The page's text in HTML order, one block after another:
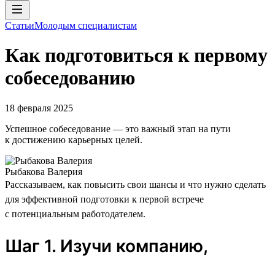
СтатьиМолодым специалистам
Как подготовиться к первому
собеседованию
18 февраля 2025
Успешное собеседование — это важный этап на пути
к достижению карьерных целей.
Рыбакова Валерия
Рассказываем, как повысить свои шансы и что нужно сделать
для эффективной подготовки к первой встрече
с потенциальным работодателем.
Шаг 1. Изучи компанию,